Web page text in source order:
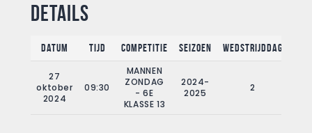
Details
Datum Tijd Competitie Seizoen Wedstrijddag
27
oktober
2024
09:30
MANNEN
ZONDAG
- 6E
KLASSE 13
2024-
2025
2